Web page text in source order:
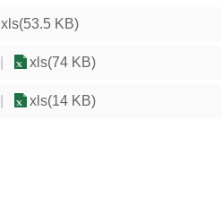
xls(53.5 KB)
xls(74 KB)
xls(14 KB)